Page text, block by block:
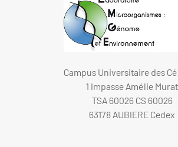
Campus Universitaire des
1 Impasse Amélie Murat
TSA 60026 CS 60026
63178 AUBIERE Cedex